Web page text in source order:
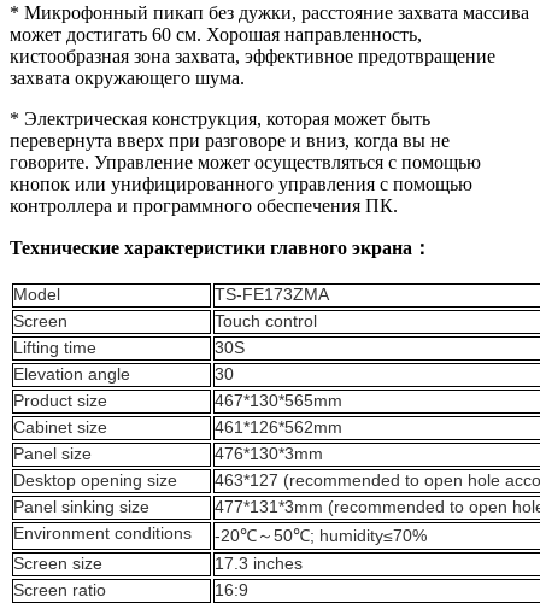
* Микрофонный пикап без дужки, расстояние захвата массива
может достигать 60 см. Хорошая направленность,
кистообразная зона захвата, эффективное предотвращение
захвата окружающего шума.
* Электрическая конструкция, которая может быть
перевернута вверх при разговоре и вниз, когда вы не
говорите. Управление может осуществляться с помощью
кнопок или унифицированного управления с помощью
контроллера и программного обеспечения ПК.
Технические характеристики главного экрана：
Model
TS-FE173ZMA
Screen Touch control
Lifting time
30S
Elevation angle
30
Productsize
467*130*565mm
Cabinet size
461*126*562mm
Panel size
476*130*3mm
Desktop opening size
463*127 (recommended to open hole
Panel sinking size 477*131*3mm (recommended to open
Environment conditions -20℃～50℃; humidity≤70%
Screen size
17.3 inches
Screen ratio
16:9